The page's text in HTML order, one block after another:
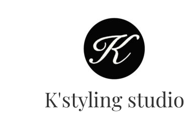
K'styling studio